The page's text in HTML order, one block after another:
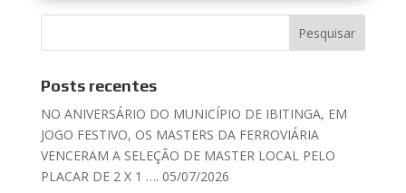
Posts recentes
NO ANIVERSÁRIO DO MUNICÍPIO DE IBITINGA, EM
JOGO FESTIVO, OS MASTERS DA FERROVIÁRIA
VENCERAM A SELEÇÃO DE MASTER LOCAL PELO
PLACAR DE 2 X 1 …. 05/07/2026